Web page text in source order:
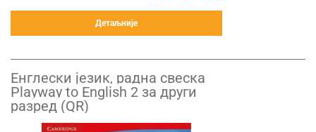
Детаљније
Енглески језик, радна свеска
Playway to English 2 за други
разред (QR)